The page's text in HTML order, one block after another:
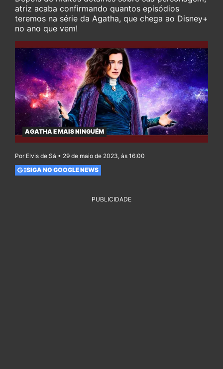
atriz acaba confirmando quantos episódios
teremos na série da Agatha, que chega ao Disney+
no ano que vem!
AGATHA E MAIS NINGUÉM
Por Elvis de Sá • 29 de maio de 2023, às 16:00
SIGA NO GOOGLE NEWS
PUBLICIDADE